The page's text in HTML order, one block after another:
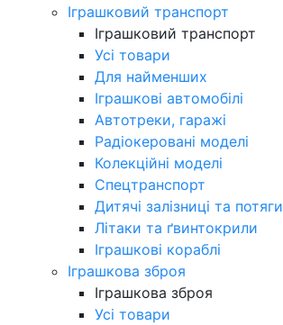
Іграшковий транспорт
Іграшковий транспорт
Усі товари
Для найменших
Іграшкові автомобілі
Автотреки, гаражі
Радіокеровані моделі
Колекційні моделі
Спецтранспорт
Дитячі залізниці та потяги
Літаки та ґвинтокрили
Іграшкові кораблі
Іграшкова зброя
Іграшкова зброя
Усі товари